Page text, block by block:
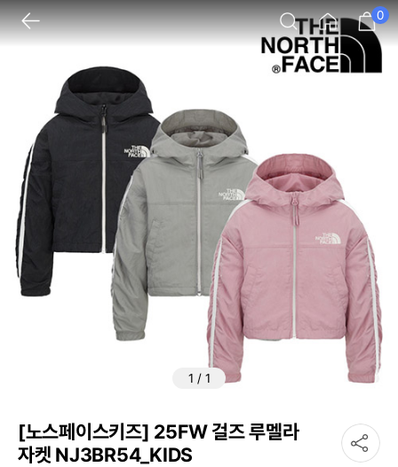
0
1 / 1
[노스페이스키즈] 25FW 걸즈 루멜라
자켓 NJ3BR54_KIDS